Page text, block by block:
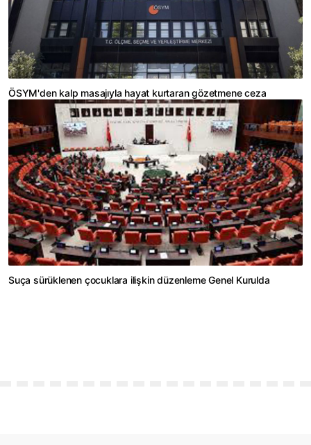
ÖSYM'den kalp masajıyla hayat kurtaran gözetmene ceza
Suça sürüklenen çocuklara ilişkin düzenleme Genel Kurulda